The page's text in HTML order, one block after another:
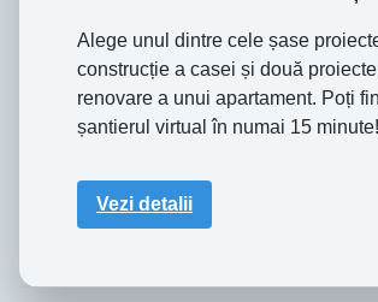
Alege unul dintre cele șase
construcție a casei și două
renovare a unui apartament. Poți
șantierul virtual în numai 15 minute!
Vezi detalii